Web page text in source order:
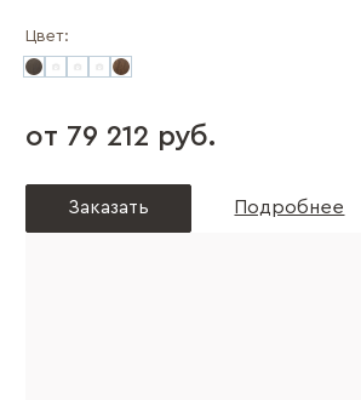
Цвет:
от 79 212 руб.
Заказать Подробнее